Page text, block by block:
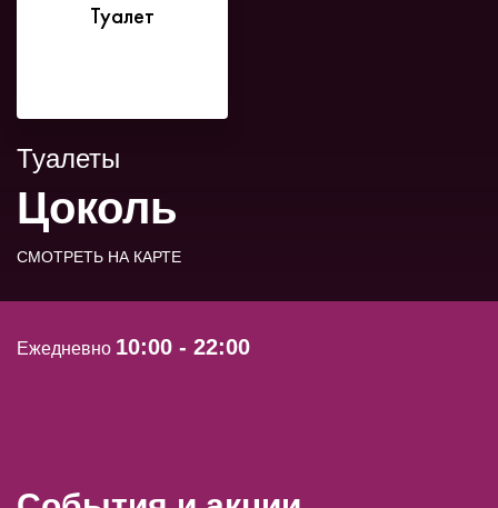
Туалет
Туалеты
Цоколь
СМОТРЕТЬ НА КАРТЕ
Ежедневно 10:00 - 22:00